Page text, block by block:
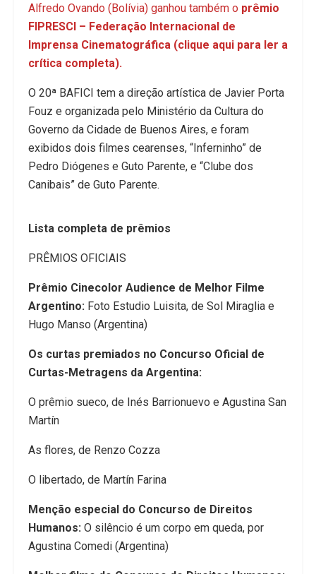
Alfredo Ovando (Bolívia) ganhou também o prêmio
FIPRESCI – Federação Internacional de
Imprensa Cinematográfica (clique aqui para ler a
crítica completa).
O 20ª BAFICI tem a direção artística de Javier Porta
Fouz e organizada pelo Ministério da Cultura do
Governo da Cidade de Buenos Aires, e foram
exibidos dois filmes cearenses, “Inferninho” de
Pedro Diógenes e Guto Parente, e “Clube dos
Canibais” de Guto Parente.
Lista completa de prêmios
PRÊMIOS OFICIAIS
Prêmio Cinecolor Audience de Melhor Filme
Argentino: Foto Estudio Luisita, de Sol Miraglia e
Hugo Manso (Argentina)
Os curtas premiados no Concurso Oficial de
Curtas-Metragens da Argentina:
O prêmio sueco, de Inés Barrionuevo e Agustina San
Martín
As flores, de Renzo Cozza
O libertado, de Martín Farina
Menção especial do Concurso de Direitos
Humanos: O silêncio é um corpo em queda, por
Agustina Comedi (Argentina)